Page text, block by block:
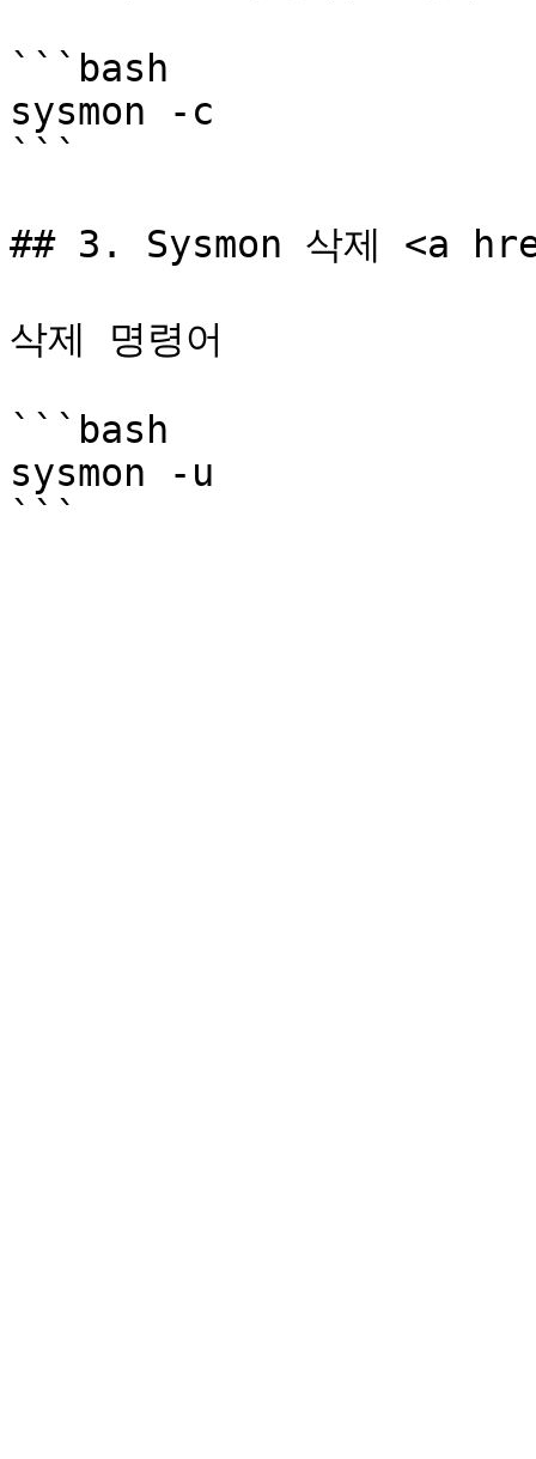
```bash
sysmon -c
```
## 3. Sysmon 삭제 <a
삭제 명령어
```bash
sysmon -u